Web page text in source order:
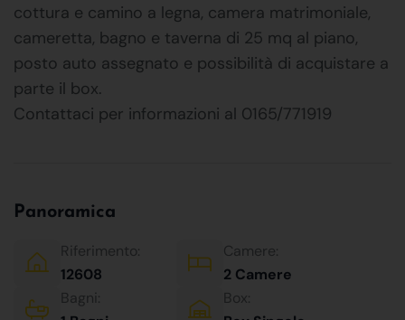
cottura e camino a legna, camera matrimoniale,
cameretta, bagno e taverna di 25 mq al piano,
posto auto assegnato e possibilità di acquistare a
parte il box.
Contattaci per informazioni al 0165/771919
Panoramica
Riferimento:
12608
Camere:
2 Camere
Bagni:
Box: